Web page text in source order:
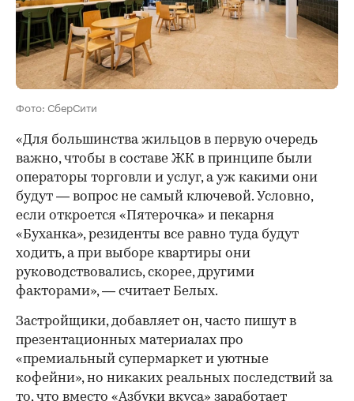
Фото: СберСити
«Для большинства жильцов в первую очередь
важно, чтобы в составе ЖК в принципе были
операторы торговли и услуг, а уж какими они
будут — вопрос не самый ключевой. Условно,
если откроется «Пятерочка» и пекарня
«Буханка», резиденты все равно туда будут
ходить, а при выборе квартиры они
руководствовались, скорее, другими
факторами», — считает Белых.
Застройщики, добавляет он, часто пишут в
презентационных материалах про
«премиальный супермаркет и уютные
кофейни», но никаких реальных последствий за
то, что вместо «Азбуки вкуса» заработает